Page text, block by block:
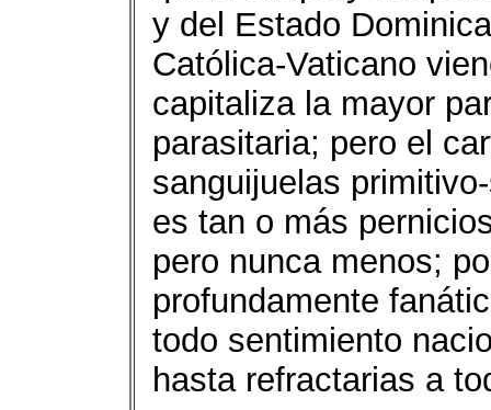
y del Estado
Católica-Vaticano
capitaliza la mayor
parasitaria; pero el
sanguijuelas
es tan o más
pero nunca menos;
profundamente
todo sentimiento
hasta refractarias a